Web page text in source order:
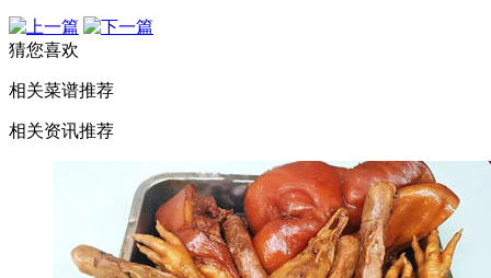
猜您喜欢
相关菜谱推荐
相关资讯推荐